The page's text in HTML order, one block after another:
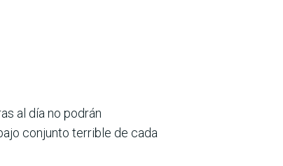
al día no podrán
conjunto terrible de cada